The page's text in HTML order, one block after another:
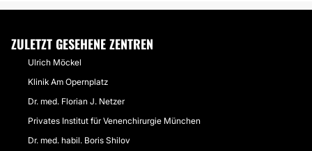
ZULETZT GESEHENE ZENTREN
Ulrich Möckel
Klinik Am Opernplatz
Dr. med. Florian J. Netzer
Privates Institut für Venenchirurgie München
Dr. med. habil. Boris Shilov